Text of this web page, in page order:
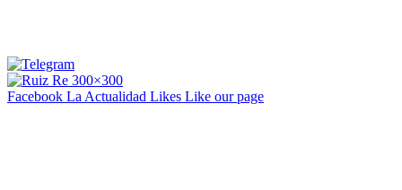
Facebook La Actualidad Likes Like our page